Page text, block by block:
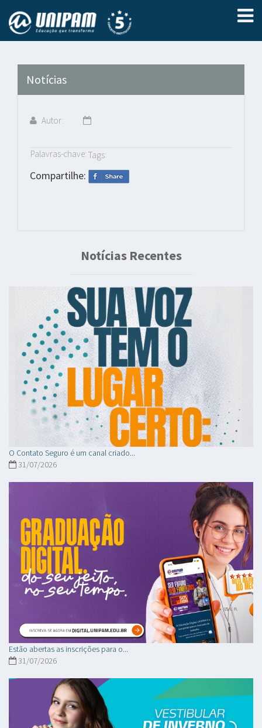
Notícias
Autor:
Palavras-chave: Tags:
Compartilhe:
Notícias Recentes
O Contato Seguro é um canal criado...
31/07/2026
Estão abertas as inscrições para o...
31/07/2026